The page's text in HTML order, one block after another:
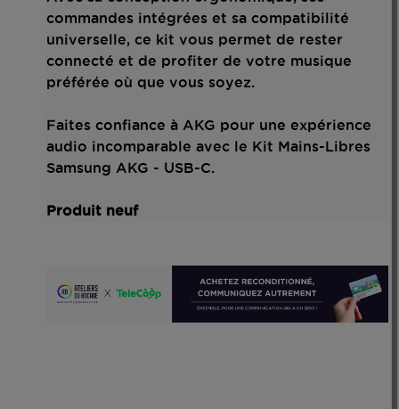
commandes intégrées et sa compatibilité
universelle, ce kit vous permet de rester
connecté et de profiter de votre musique
préférée où que vous soyez.
Faites confiance à AKG pour une expérience
audio incomparable avec le Kit Mains-Libres
Samsung AKG - USB-C.
Produit neuf